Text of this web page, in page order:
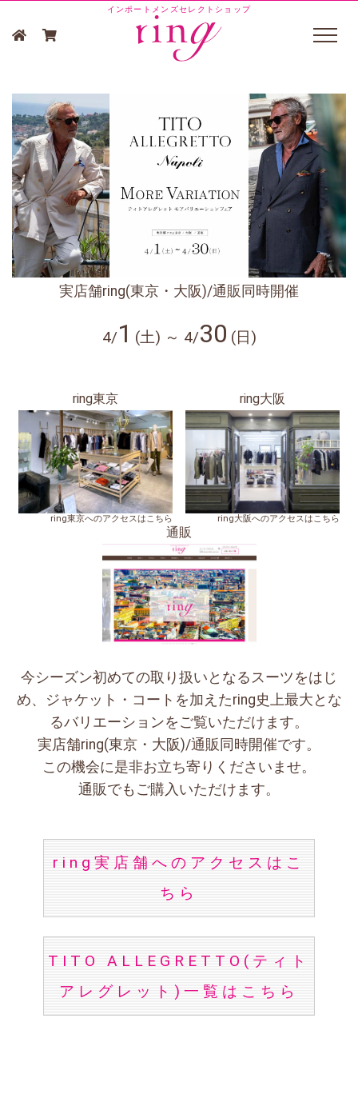
インポートメンズセレクトショップ
実店舗ring(東京・大阪)/通販同時開催
4/1 (土) ～ 4/30 (日)
ring東京
ring東京へのアクセスはこちら
ring大阪
ring大阪へのアクセスはこちら
通販
今シーズン初めての取り扱いとなるスーツをはじ
め、ジャケット・コートを加えたring史上最大とな
るバリエーションをご覧いただけます。
実店舗ring(東京・大阪)/通販同時開催です。
この機会に是非お立ち寄りくださいませ。
通販でもご購入いただけます。
ring実店舗へのアクセスはこ
ちら
TITO ALLEGRETTO(ティト
アレグレット)一覧はこちら